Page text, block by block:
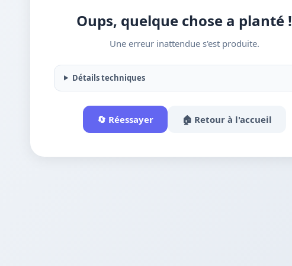
Oups, quelque chose a planté !
Une erreur inattendue s'est produite.
Détails techniques
🔄 Réessayer 🏠 Retour à l'accueil